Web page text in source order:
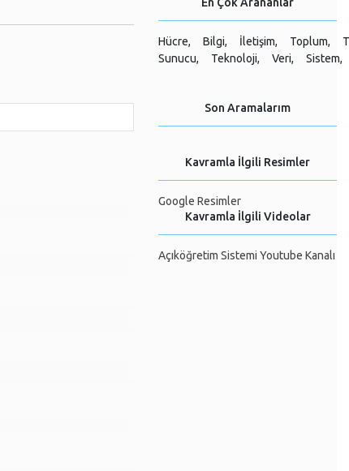
Hücre, Bilgi, İletişim, Toplum,
Sunucu,
Teknoloji, Veri, Sistem,
Son Aramalarım
Kavramla İlgili Resimler
Google Resimler
Kavramla İlgili Videolar
Açıköğretim Sistemi Youtube Kanalı